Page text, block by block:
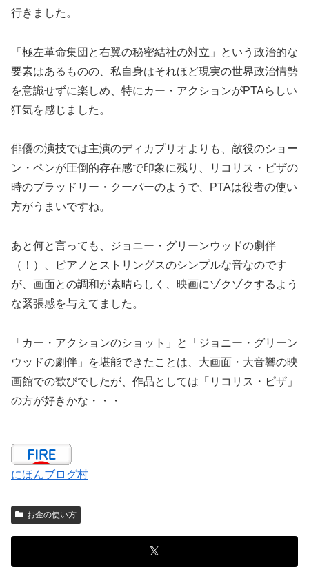
行きました。
「極左革命集団と右翼の秘密結社の対立」という政治的な
要素はあるものの、私自身はそれほど現実の世界政治情勢
を意識せずに楽しめ、特にカー・アクションがPTAらしい
狂気を感じました。
俳優の演技では主演のディカプリオよりも、敵役のショー
ン・ペンが圧倒的存在感で印象に残り、リコリス・ピザの
時のブラッドリー・クーパーのようで、PTAは役者の使い
方がうまいですね。
あと何と言っても、ジョニー・グリーンウッドの劇伴
（！）、ピアノとストリングスのシンプルな音なのです
が、画面との調和が素晴らしく、映画にゾクゾクするよう
な緊張感を与えてました。
「カー・アクションのショット」と「ジョニー・グリーン
ウッドの劇伴」を堪能できたことは、大画面・大音響の映
画館での歓びでしたが、作品としては「リコリス・ピザ」
の方が好きかな・・・
にほんブログ村
お金の使い方